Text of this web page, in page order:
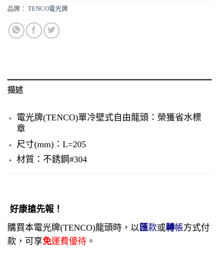
品牌： TENCO電光牌
描述
電光牌(TENCO)單冷壁式自由龍頭：榮獲省水標
章
尺寸(mm)：L=205
材質：不銹鋼#304
好康搶先報！
購買本電光牌(TENCO)龍頭時，以 匯款或轉帳方式付
款， 可享免運費優待 。